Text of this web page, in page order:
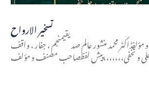
تسخير الارواح
محمد منشور عالم صدیقیمنجم ، جفار ، واقف
و تخفی،،،،،،،پیش لفظصاحب مصنف و مؤلف